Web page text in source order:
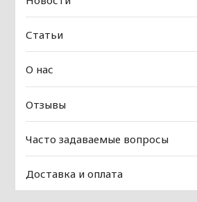
Статьи
О нас
Отзывы
Часто задаваемые вопросы
Доставка и оплата